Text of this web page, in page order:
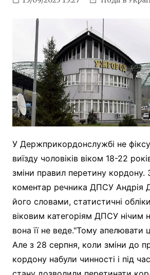
У Держприкордонслужбі не
виїзду чоловіків віком 18-22
зміни правил перетину кордону.
коментар речника ДПСУ Андрія
його словами, статистичні
віковим категоріям ДПСУ нічим
вона її не веде."Тому апелювати
Але з 28 серпня, коли зміни до
кордону набули чинності і під